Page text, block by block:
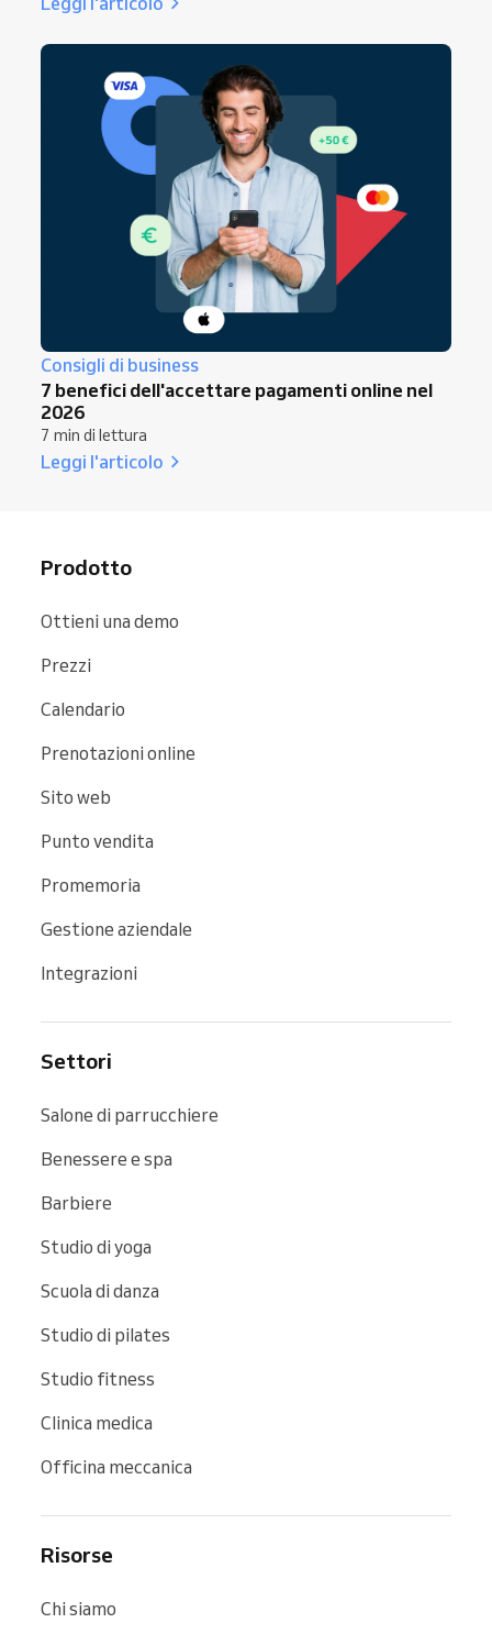
Consigli di business
7 benefici dell'accettare pagamenti online nel
2026
7 min di lettura
Leggi l'articolo
Prodotto
Ottieni una demo
Prezzi
Calendario
Prenotazioni online
Sito web
Punto vendita
Promemoria
Gestione aziendale
Integrazioni
Settori
Salone di parrucchiere
Benessere e spa
Barbiere
Studio di yoga
Scuola di danza
Studio di pilates
Studio fitness
Clinica medica
Officina meccanica
Risorse
Chi siamo